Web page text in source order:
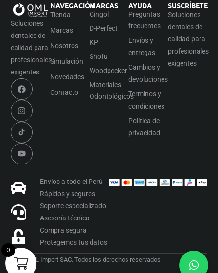
Soluciones
dentales de
calidad para
profesionales
exigentes
NAVEGACIÓN
Tienda
Marcas
Nosotros
Simulación
Novedades
Contacto
MARCAS
Cingol
D-Perfect
KP
Shofu
Woodpecker
Materiales
Odontológicos
AYUDA
Preguntas
frecuentes
Envíos y
entregas
Cambios y
devoluciones
Terminos y
condiciones
Política de
privacidad
SUSCRÍBETE
Soluciones
dentales de
calidad para
profesionales
exigentes
Envíos a todo el Perú
Rápidos y seguros
Soporte especializado
Asesoría técnica
Compra segura
Protegemos tus datos
2026 OML Import SAC. Todos los derechos reservados
0